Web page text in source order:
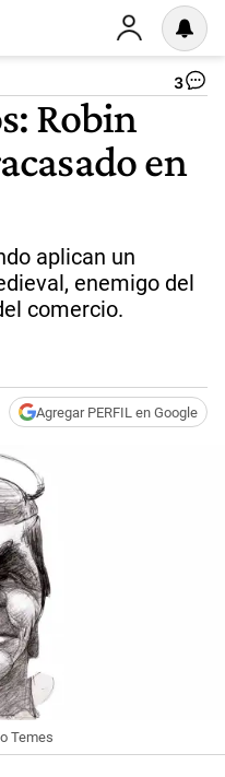
3
Robin
en
aplican un
enemigo del
comercio.
Agregar PERFIL en Google
Temes